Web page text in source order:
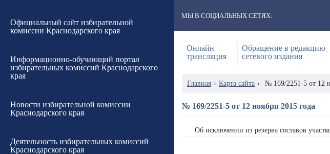
Официальный сайт избирательной
комиссии Краснодарского края
Информационно-обучающий портал
избирательных комиссий Краснодарского
края
Новости избирательной комиссии
Краснодарского края
Деятельность избирательных комиссий
Краснодарского края
МЫ В СОЦИАЛЬНЫХ СЕТЯХ:
Онлайн
трансляция
Обращение в редакцию
сетевого издания
Главная › Карта сайта › № 169/2251-5 от 12
№ 169/2251-5 от 12 ноября 2015 года
Об исключении из резерва составов